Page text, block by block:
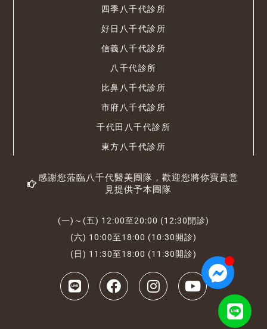
四季八千代診所
好日八千代診所
信義八千代診所
八千代診所
比鼻八千代診所
市府八千代診所
千代田八千代診所
東方八千代診所
感謝您蒞臨八千代醫美團隊，歡迎您將你寶貴意
見提供予本團隊
(一)～(五) 12:00至20:00 (12:30開診)
(六) 10:00至18:00 (10:30開診)
(日) 11:30至18:00 (11:30開診)